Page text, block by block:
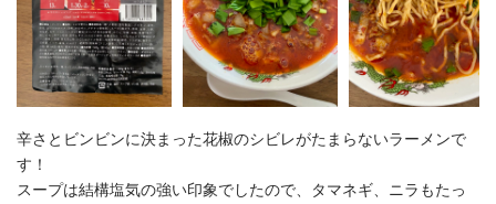
辛さとビンビンに決まった花椒のシビレがたまらないラーメンで
す！
スープは結構塩気の強い印象でしたので、タマネギ、ニラもたっ